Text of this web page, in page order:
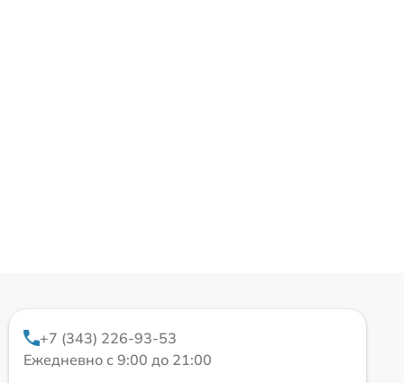
+7 (343) 226-93-53
Ежедневно с 9:00 до 21:00